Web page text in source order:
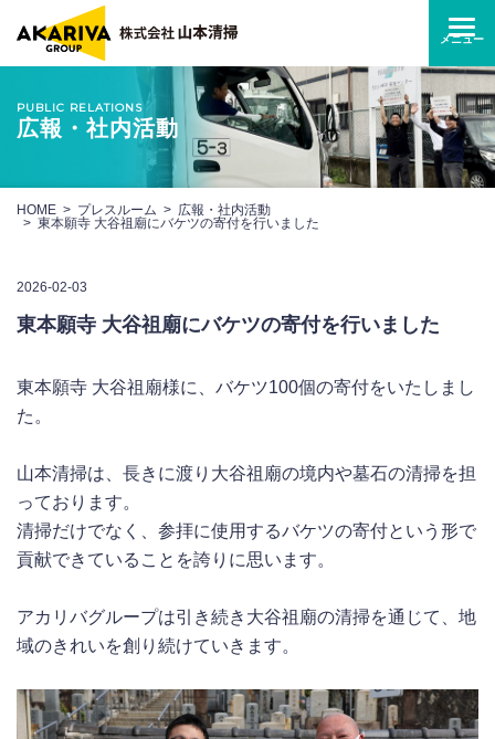
PUBLIC RELATIONS
広報・社内活動
HOME プレスルーム
広報・社内活動
東本願寺 大谷祖廟にバケツの寄付を行いました
2026-02-03
東本願寺 大谷祖廟にバケツの寄付を行いました
東本願寺 大谷祖廟様に、バケツ100個の寄付をいたしまし
た。
山本清掃は、長きに渡り大谷祖廟の境内や墓石の清掃を担
っております。
清掃だけでなく、参拝に使用するバケツの寄付という形で
貢献できていることを誇りに思います。
アカリバグループは引き続き大谷祖廟の清掃を通じて、地
域のきれいを創り続けていきます。